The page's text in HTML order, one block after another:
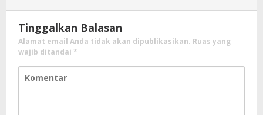
Tinggalkan Balasan
Alamat email Anda tidak akan dipublikasikan. Ruas yang
wajib ditandai *